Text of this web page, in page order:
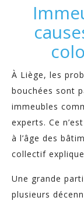
À Liège, les
bouchées sont
immeubles
experts. Ce
à l’âge des
collectif
Une grande
plusieurs